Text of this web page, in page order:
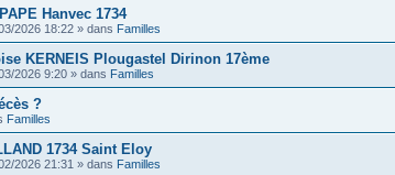
Hanvec 1734
2026 18:22 » dans Familles
KERNEIS Plougastel Dirinon 17ème
2026 9:20 » dans Familles
?
Familles
1734 Saint Eloy
2026 21:31 » dans Familles